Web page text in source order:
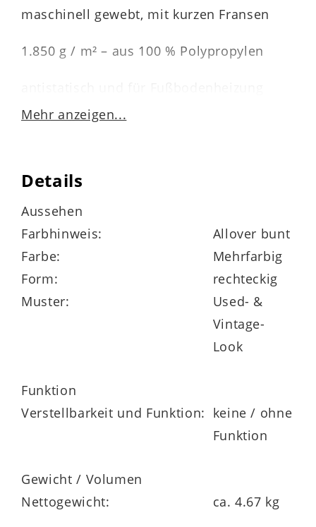
maschinell gewebt, mit kurzen Fransen
1.850 g / m² – aus 100 % Polypropylen
geeignet
in verschiedenen Größen lieferbar
Abmessungen ca. 133 x 190 cm (BxL)
Mehr anzeigen...
Details
Aussehen
Farbhinweis:
Allover bunt
Farbe:
Mehrfarbig
Form:
rechteckig
Muster:
Used- &
Vintage-
Look
Funktion
Verstellbarkeit und Funktion: keine / ohne
Funktion
Gewicht / Volumen
Nettogewicht:
ca. 4.67 kg